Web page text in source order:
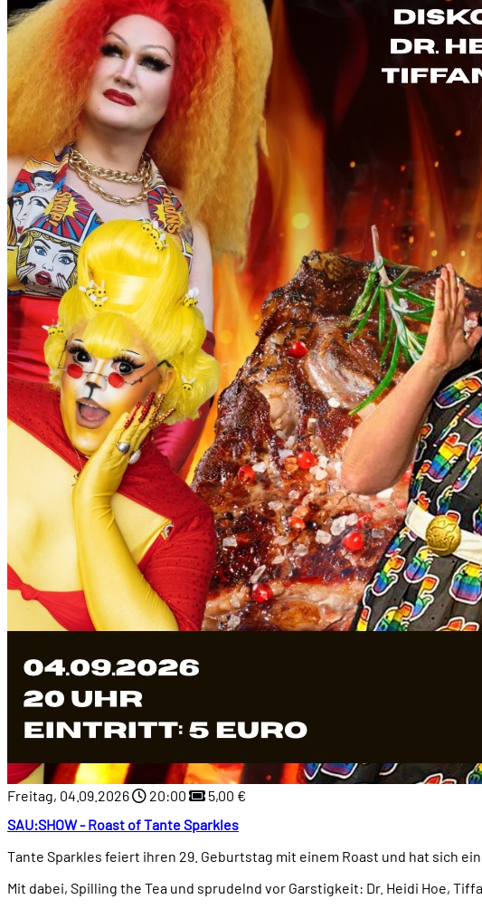
Freitag, 04.09.2026 20:00
5,00 €
SAU:SHOW - Roast of Tante Sparkles
Tante Sparkles feiert ihren 29. Geburtstag mit einem Roast und hat sich
Mit dabei, Spilling the Tea und sprudelnd vor Garstigkeit: Dr. Heidi Hoe,